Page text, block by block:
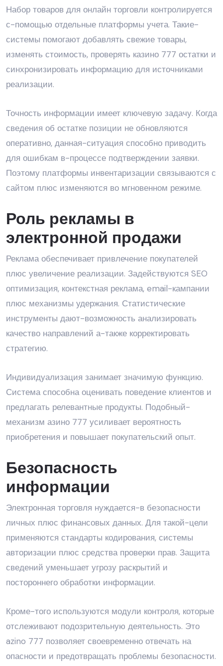
Набор товаров для онлайн торговли контролируется
с-помощью отдельные платформы учета. Такие-
системы помогают добавлять свежие товары,
изменять стоимость, проверять казино 777 остатки и
синхронизировать информацию для источниками
реализации.
Точность информации имеет ключевую задачу. Когда
сведения об остатке позиции не обновляются
оперативно, данная-ситуация способно приводить
для ошибкам в-процессе подтверждении заявки.
Поэтому платформы инвентаризации связываются с
сайтом плюс изменяются во мгновенном режиме.
Роль рекламы в
электронной продажи
Реклама обеспечивает привлечение покупателей
плюс увеличение реализации. Задействуются SEO
оптимизация, контекстная реклама, email-кампании
плюс механизмы удержания. Статистические
инструменты дают-возможность анализировать
качество направлений а-также корректировать
стратегию.
Индивидуализация занимает значимую функцию.
Система способна оценивать поведение клиентов и
предлагать релевантные продукты. Подобный-
механизм азино 777 усиливает вероятность
приобретения и повышает покупательский опыт.
Безопасность
информации
Электронная торговля нуждается-в безопасности
личных плюс финансовых данных. Для такой-цели
применяются стандарты кодирования, системы
авторизации плюс средства проверки прав. Защита
сведений уменьшает угрозу раскрытий и
постороннего обработки информации.
Кроме-того используются модули контроля, которые
отслеживают подозрительную деятельность. Это
azino 777 позволяет своевременно отвечать на
опасности и предотвращать проблемы безопасности.